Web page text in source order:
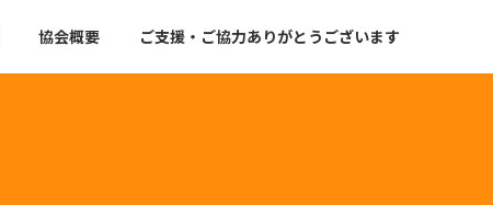
協会概要 ご支援・ご協力ありがとうございます